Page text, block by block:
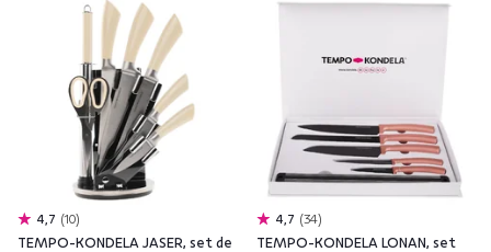
4,7 10
TEMPO-KONDELA JASER, set de
4,7 34
TEMPO-KONDELA LONAN, set